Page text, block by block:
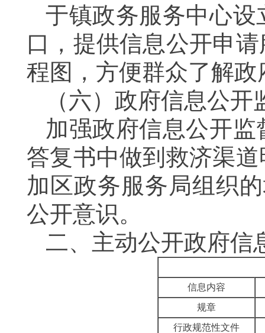
于镇政务服务中心设
口，提供信息公开申
程图，方便群众了解
（六） 政府信息公开
加强政府信息公开监
答复书中做到 救济渠
加区政务服务局组织
公开意识。
二、 主动公开政府信
信息内容
规章
行政规范性文件